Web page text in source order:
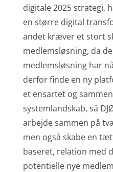
digitale 2025 strategi,
en større digital
andet kræver et stort
medlemsløsning, da
medlemsløsning har
derfor finde en ny
et ensartet og
systemlandskab, så
arbejde sammen på
men også skabe en
baseret, relation med
potentielle nye